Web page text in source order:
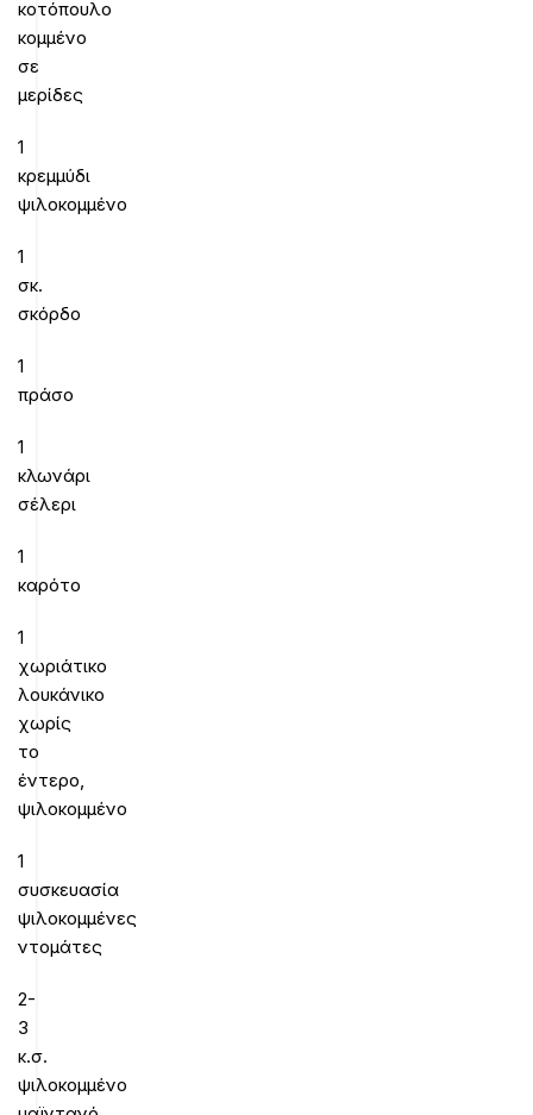
κοτόπουλο
κομμένο
σε
μερίδες
1
κρεμμύδι
ψιλοκομμένο
1
σκ.
σκόρδο
1
πράσο
1
κλωνάρι
σέλερι
1
καρότο
1
χωριάτικο
λουκάνικο
χωρίς
το
έντερο,
ψιλοκομμένο
1
συσκευασία
ψιλοκομμένες
ντομάτες
2-
3
κ.σ.
ψιλοκομμένο